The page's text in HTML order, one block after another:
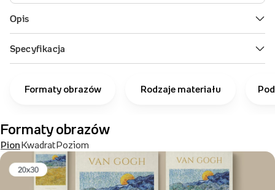
Formaty obrazów Rodzaje materiału
Formaty obrazów
PionKwadratPoziom